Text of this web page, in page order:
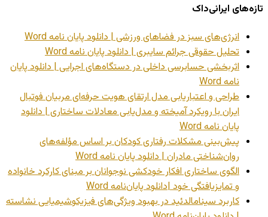
تازه‌های ایرانی‌داک
انرژی‌های سبز در فضاهای ورزشی | دانلود پایان نامه Word
تحلیل حقوقی جرائم سایبری | دانلود پایان نامه Word
اثربخشی حسابرسی داخلی در دستگاه‌های اجرایی | دانلود پایان
نامه Word
طراحی و اعتباریابی مدل ارتقای هویت حرفه‌ای مربیان فوتبال
ایران با رویکرد آمیخته و مدل‌یابی معادلات ساختاری | دانلود
پایان نامه Word
پیش‌بینی مشکلات رفتاری کودکان بر اساس مؤلفه‌های
روان‌شناختی مادران | دانلود پایان نامه Word
الگوی ساختاری افکار خودکشی نوجوانان بر مبنای کارکرد خانواده
و تمایزیافتگی خود |دانلود پایان‌نامه Word
کاربرد سینامالدئید در بهبود ویژگی‌های فیزیکوشیمیایی نشاسته